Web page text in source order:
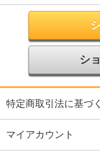
シ
特定商取引法に基づ
マイアカウント